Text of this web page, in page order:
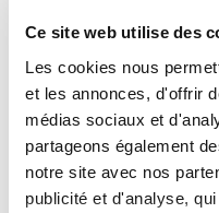
Ce site web utilise des
Les cookies nous
et les annonces, d'offrir
médias sociaux et
partageons également
notre site avec nos
publicité et d'analyse,
5étoiles
4étoiles
étoiles
étoiles